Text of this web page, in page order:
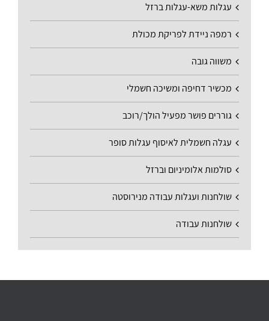
עגלות משא-עגלות ברזל
רמפה ניידת לפריקת מכולת
משווה גובה
מכשיר דחיפה ומשיכה חשמלי
גוררים פושר מפעיל הולך/רוכב
עגלה חשמלית לאיסוף עגלות סופר
סולמות אלומיניום וברזל
שולחנות ועגלות עבודה מנירוסטה
שולחנות עבודה